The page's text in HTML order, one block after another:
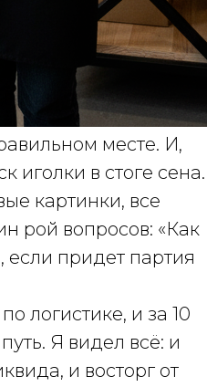
месте. И,
иголки в стоге сена.
картинки, все
рой вопросов: «Как
если придет партия
логистике, и за 10
Я видел всё: и
и восторг от